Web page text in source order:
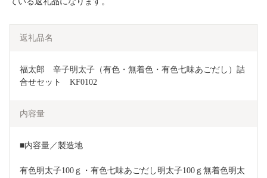
返礼品名
福太郎　辛子明太子（有色・無着色・有色七味あごだし）詰
合せセット　KF0102
内容量
■内容量／製造地
有色明太子100ｇ・有色七味あごだし明太子100ｇ無着色明太